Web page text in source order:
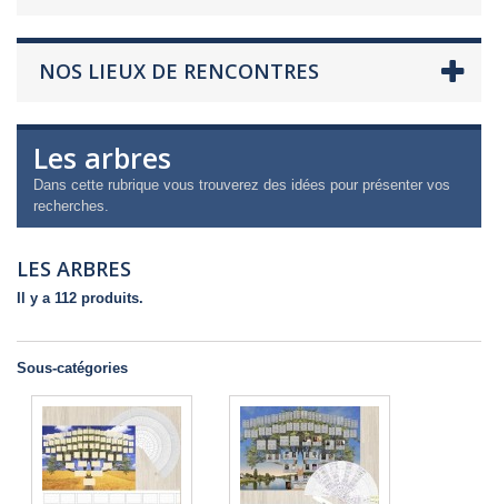
NOS LIEUX DE RENCONTRES
Les arbres
Dans cette rubrique vous trouverez des idées pour présenter vos
recherches.
LES ARBRES
Il y a 112 produits.
Sous-catégories